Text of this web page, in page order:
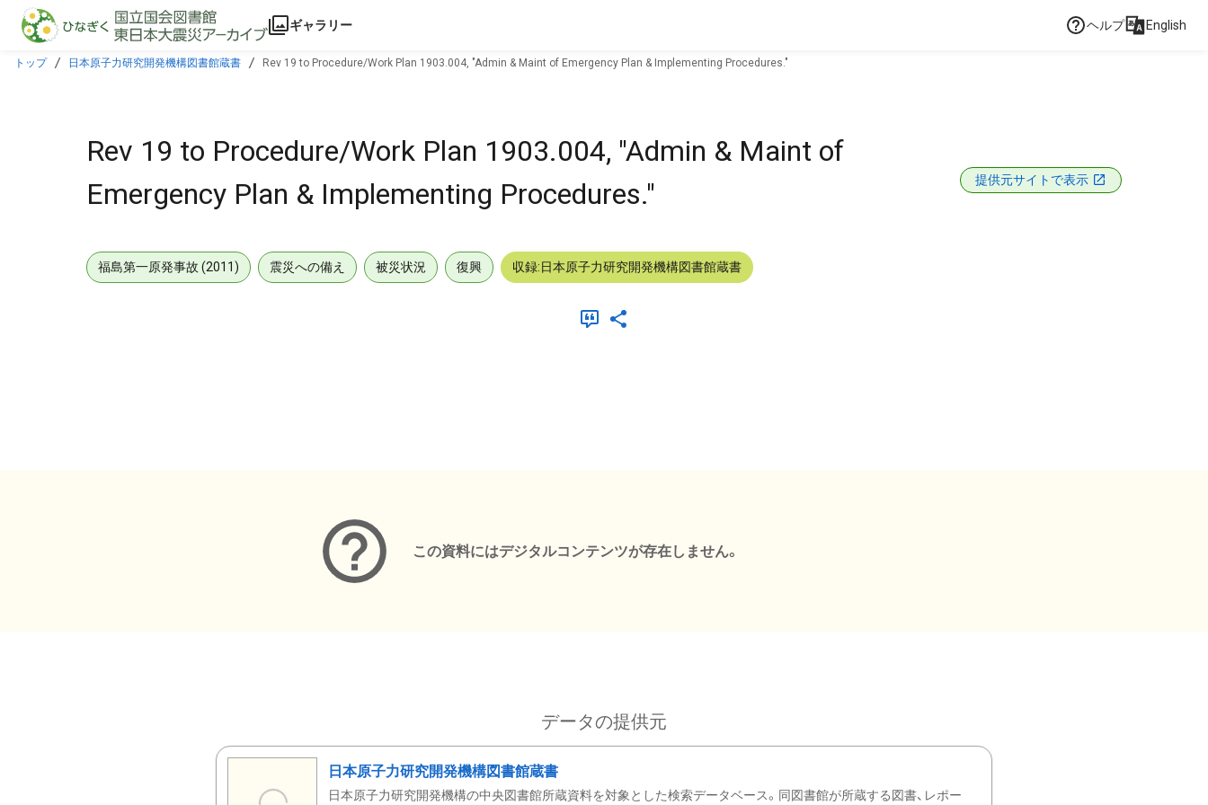
本文に飛ぶ
ギャラリー ヘルプ English
トップ 日本原子力研究開発機構図書館蔵書 Rev 19 to Procedure/Work Plan 1903.004, "Admin & Maint of Emergency Plan & Implementing Procedures."
Rev 19 to Procedure/Work Plan 1903.004, "Admin & Maint of
Emergency Plan & Implementing Procedures."
提供元サイトで表示
福島第一原発事故 (2011) 震災への備え 被災状況 復興 収録:日本原子力研究開発機構図書館蔵書
この資料にはデジタルコンテンツが存在しません。
データの提供元
日本原子力研究開発機構図書館蔵書
日本原子力研究開発機構の中央図書館所蔵資料を対象とした検索データベース。同図書館が所蔵する図書、レポー